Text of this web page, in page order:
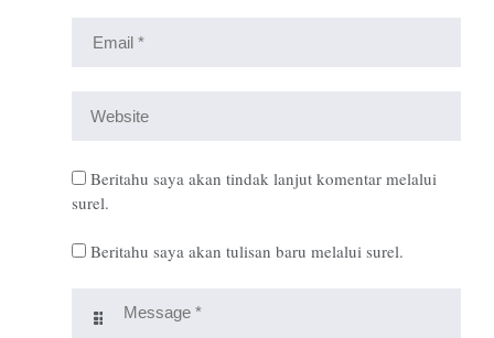
Beritahu saya akan tindak lanjut komentar melalui
surel.
Beritahu saya akan tulisan baru melalui surel.